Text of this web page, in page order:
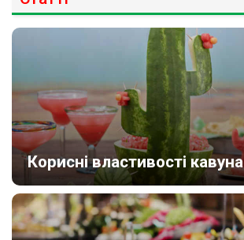
Корисні властивості кавуна